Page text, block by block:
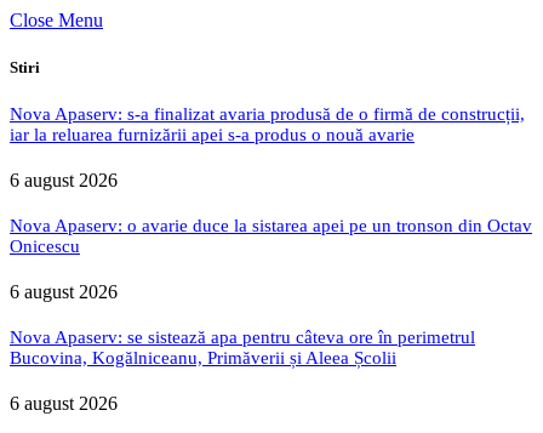
Close Menu
Stiri
Nova Apaserv: s-a finalizat avaria produsă de o firmă de construcții,
iar la reluarea furnizării apei s-a produs o nouă avarie
6 august 2026
Nova Apaserv: o avarie duce la sistarea apei pe un tronson din Octav
Onicescu
6 august 2026
Nova Apaserv: se sistează apa pentru câteva ore în perimetrul
Bucovina, Kogălniceanu, Primăverii și Aleea Școlii
6 august 2026